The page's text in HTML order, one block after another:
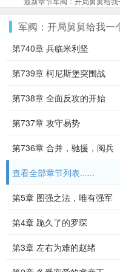
军阀：开局舅舅给我一
第740章 兵临米利坚
第739章 柯尼斯堡突围战
第738章 全面反攻的开始
第737章 攻守易势
第736章 合并，驰援，阅兵
查看全部章节列表......
第5章 图强之法，唯有强军
第4章 跪久了的罗琛
第3章 左右为难的赵绪